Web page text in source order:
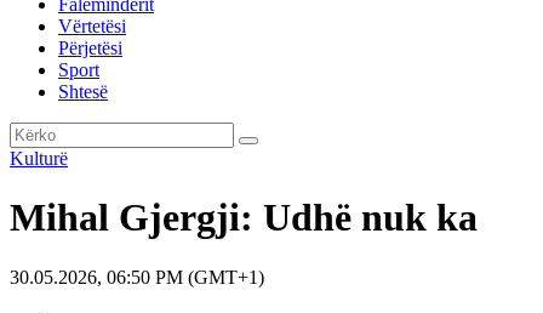
Faleminderit
Vërtetësi
Përjetësi
Sport
Shtesë
Kulturë
Mihal Gjergji: Udhë nuk ka
30.05.2026, 06:50 PM (GMT+1)